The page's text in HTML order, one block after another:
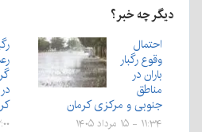
دیگر چه خبر؟
احتمال
وقوع رگبار
باران در
مناطق
جنوبی و مرکزی کرمان
۱۱:۳۴ - ۱۵ مرداد ۱۴۰۵ ۱۲:۰۰ - ۵